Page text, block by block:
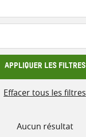
APPLIQUER LES FILTRES
Effacer tous les filtres
Aucun résultat